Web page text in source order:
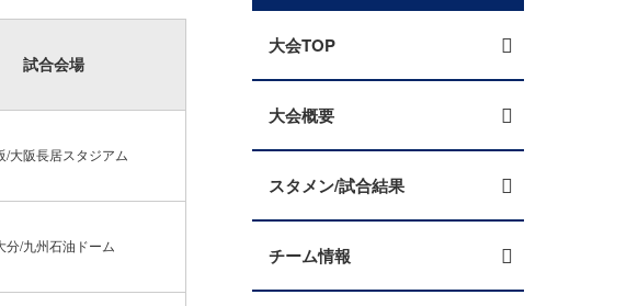
試合会場
/大阪長居スタジアム
分/九州石油ドーム
大会TOP
大会概要
スタメン/試合結果
チーム情報